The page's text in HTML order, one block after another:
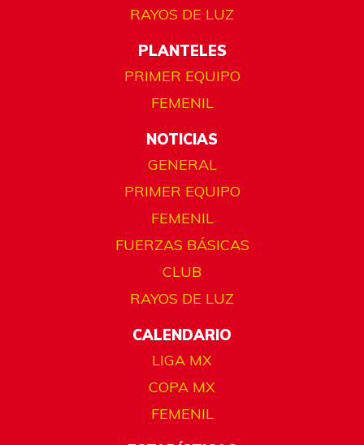
RAYOS DE LUZ
PLANTELES
PRIMER EQUIPO
FEMENIL
NOTICIAS
GENERAL
PRIMER EQUIPO
FEMENIL
FUERZAS BÁSICAS
CLUB
RAYOS DE LUZ
CALENDARIO
LIGA MX
COPA MX
FEMENIL